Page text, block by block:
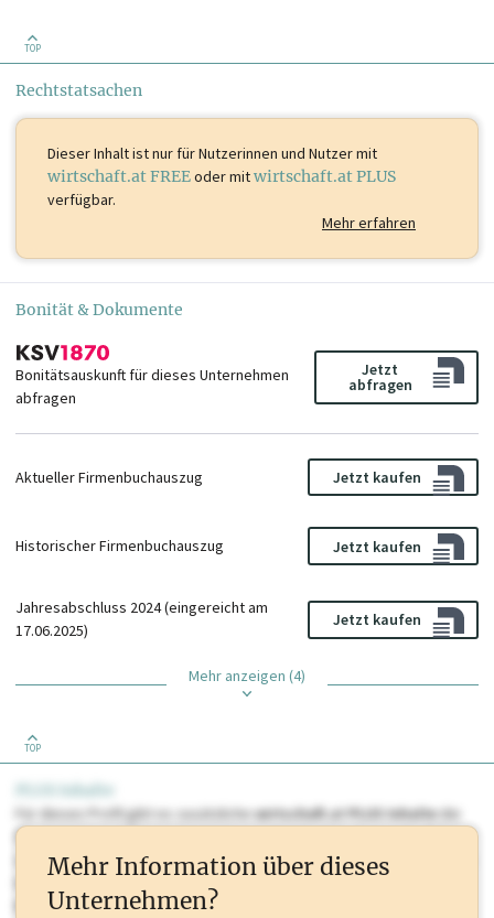
TOP
Rechtstatsachen
Dieser Inhalt istnur für Nutzerinnen und Nutzer mit
wirtschaft.at FREEoder mitwirtschaft.at PLUS
verfügbar.
Mehr erfahren
Bonität & Dokumente
Bonitätsauskunft für dieses Unternehmen
abfragen
Jetzt
abfragen
Aktueller Firmenbuchauszug Jetzt kaufen
Historischer Firmenbuchauszug Jetzt kaufen
Jahresabschluss 2024 (eingereicht am
17.06.2025)
Jetzt kaufen
Mehr anzeigen (4)
TOP
PLUS Inhalte
Für dieses Profil gibt es zusätzlichewirtschaft.at PLUS Inhaltedie
Sie momentan nicht einsehen können. Schalten Sie dieses Profil frei
oder loggen Sie sich ein um diese Inhalte zu sehen. wirtschaft.at PLUS
Marken, Patente, Rechtstatsachen, OTS-Aussendungen, und viele
Mehr Information über dieses
Unternehmen?